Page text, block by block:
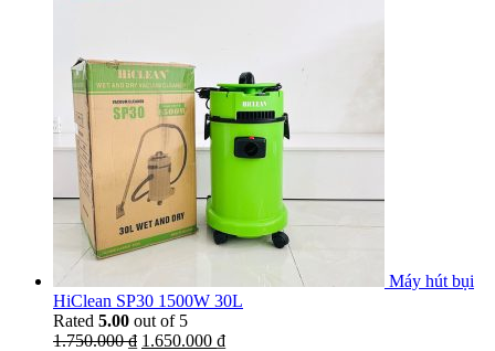
Máy hút bụi
HiClean SP30 1500W 30L
Rated 5.00 out of 5
1.750.000₫ 1.650.000 ₫